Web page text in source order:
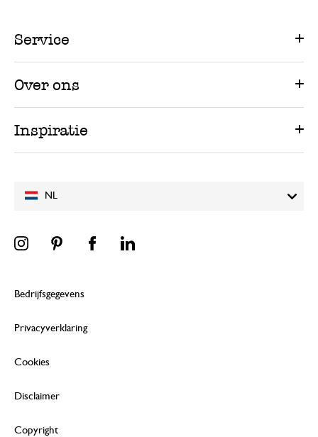
NL
Service
Over ons
Inspiratie
Bedrijfsgegevens
Privacyverklaring
Cookies
Disclaimer
Copyright